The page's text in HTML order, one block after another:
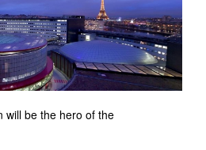
will be the hero of the